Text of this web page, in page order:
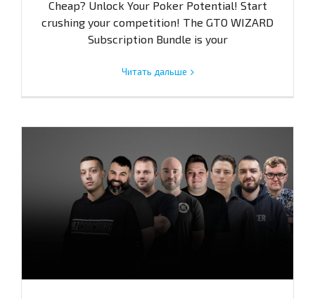
Cheap? Unlock Your Poker Potential! Start
crushing your competition! The GTO WIZARD
Subscription Bundle is your
Читать дальше